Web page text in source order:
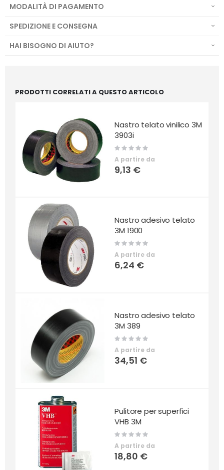
MODALITÀ DI PAGAMENTO
SPEDIZIONE E CONSEGNA
HAI BISOGNO DI AIUTO?
PRODOTTI CORRELATI A QUESTO ARTICOLO
Nastro telato vinilico 3M
3903i
Rating:
0%
A partire da
9,13 €
Nastro adesivo telato
3M 1900
Rating:
0%
A partire da
6,24 €
Nastro adesivo telato
3M 389
Rating:
A partire da
34,51 €
Pulitore per superfici
VHB 3M
Rating:
0%
A partire da
18,80 €